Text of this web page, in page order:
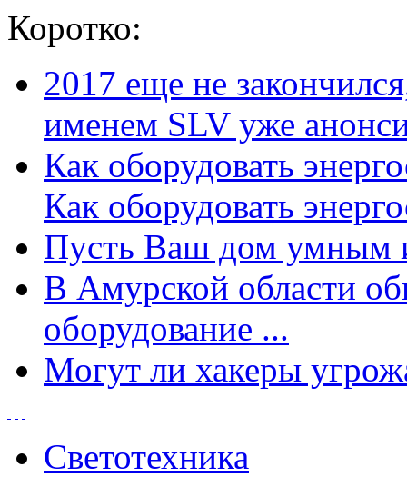
Коротко:
2017 еще не
именем SLV уже
Как оборудовать
Как оборудовать
Пусть Ваш дом умным
В Амурской области
оборудование ...
Могут ли хакеры
Светотехника